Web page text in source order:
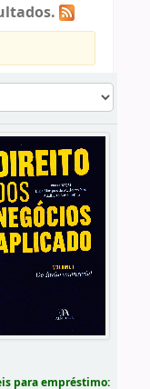
para empréstimo: